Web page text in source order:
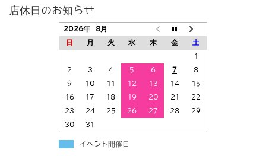
店休日のお知らせ
2026年 8月
日
月 火 水 木 金
土
1
2
3 4 5 6 7
8
9
10 11 12 13 14
15
16
17 18 19 20 21
22
23
24 25 26 27 28
29
30
31
イベント開催日